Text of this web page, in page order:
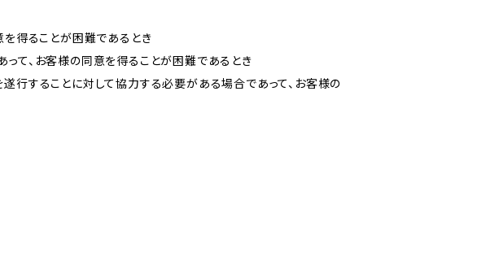
を得ることが困難であるとき
て、お客様の同意を得ることが困難であるとき
行することに対して協力する必要がある場合であって、お客様の